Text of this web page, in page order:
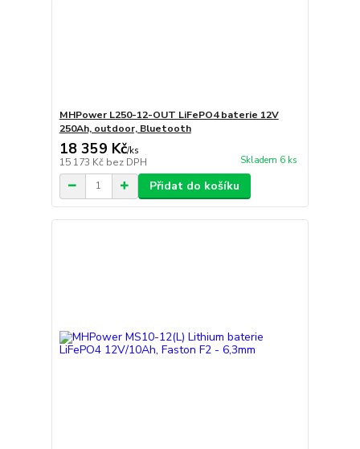
MHPower L250-12-OUT LiFePO4 baterie 12V
250Ah, outdoor, Bluetooth
18 359 Kč/ks
15 173 Kč bez DPH Skladem 6 ks
Přidat do košíku